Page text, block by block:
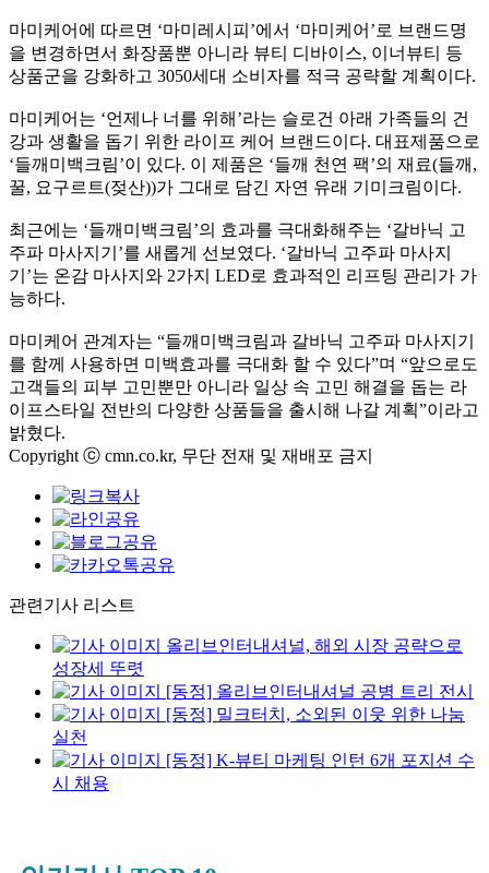
마미케어에 따르면 ‘마미레시피 ’에서 ‘마미케어 ’로 브랜드명
을 변경하면서 화장품뿐 아니라 뷰티 디바이스, 이너뷰티 등
상품군을 강화하고 3050세대 소비자를 적극 공략할 계획이다.
마미케어는 ‘언제나 너를 위해 ’라는 슬로건 아래 가족들의 건
강과 생활을 돕기 위한 라이프 케어 브랜드이다. 대표제품으로
‘들깨미백크림’이 있다. 이 제품은 ‘들깨 천연 팩’의 재료(들깨 ,
꿀, 요구르트(젖산))가 그대로 담긴 자연 유래 기미크림이다.
최근에는 ‘들깨미백크림’의 효과를 극대화해주는 ‘갈바닉 고
주파 마사지기 ’를 새롭게 선보였다. ‘갈바닉 고주파 마사지
기 ’는 온감 마사지와 2가지 LED로 효과적인 리프팅 관리가 가
능하다.
마미케어 관계자는 “들깨미백크림과 갈바닉 고주파 마사지기
를 함께 사용하면 미백효과를 극대화 할 수 있다”며 “앞으로도
고객들의 피부 고민뿐만 아니라 일상 속 고민 해결을 돕는 라
이프스타일 전반의 다양한 상품들을 출시해 나갈 계획”이라고
밝혔다.
Copyright ⓒ cmn.co.kr, 무단 전재 및 재배포 금지
관련기사 리스트
올리브인터내셔널, 해외 시장 공략으로
성장세 뚜렷
[동정] 올리브인터내셔널 공병 트리 전시
[동정] 밀크터치, 소외된 이웃 위한 나눔
실천
[동정] K-뷰티 마케팅 인턴 6개 포지션 수
시 채용